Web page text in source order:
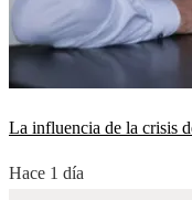
La influencia de la crisis
Hace 1 día